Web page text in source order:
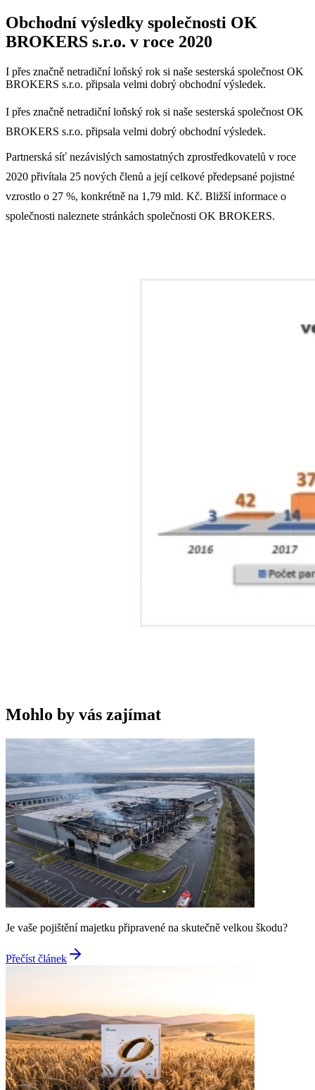
Obchodní výsledky společnosti OK
BROKERS s.r.o. v roce 2020
I přes značně netradiční loňský rok si naše sesterská společnost OK
BROKERS s.r.o. připsala velmi dobrý obchodní výsledek.
I přes značně netradiční loňský rok si naše sesterská společnost OK
BROKERS s.r.o. připsala velmi dobrý obchodní výsledek.
Partnerská síť nezávislých samostatných zprostředkovatelů v roce
2020 přivítala 25 nových členů a její celkové předepsané pojistné
vzrostlo o 27 %, konkrétně na 1,79 mld. Kč. Bližší informace o
společnosti naleznete stránkách společnosti OK BROKERS.
Mohlo by vás zajímat
Je vaše pojištění majetku připravené na skutečně velkou škodu?
Přečíst článek